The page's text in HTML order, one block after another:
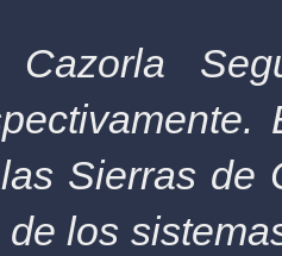
Cazorla
Sierras de
los